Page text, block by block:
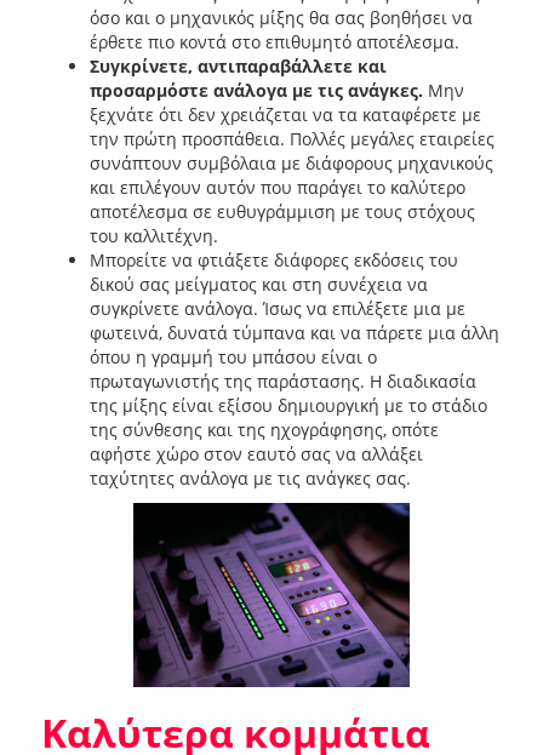
όσο και ο μηχανικός μίξης θα σας βοηθήσει να
έρθετε πιο κοντά στο επιθυμητό αποτέλεσμα.
Συγκρίνετε, αντιπαραβάλλετε και
προσαρμόστε ανάλογα με τις ανάγκες. Μην
ξεχνάτε ότι δεν χρειάζεται να τα καταφέρετε με
την πρώτη προσπάθεια. Πολλές μεγάλες εταιρείες
συνάπτουν συμβόλαια με διάφορους μηχανικούς
και επιλέγουν αυτόν που παράγει το καλύτερο
αποτέλεσμα σε ευθυγράμμιση με τους στόχους
του καλλιτέχνη.
Μπορείτε να φτιάξετε διάφορες εκδόσεις του
δικού σας μείγματος και στη συνέχεια να
συγκρίνετε ανάλογα. Ίσως να επιλέξετε μια με
φωτεινά, δυνατά τύμπανα και να πάρετε μια άλλη
όπου η γραμμή του μπάσου είναι ο
πρωταγωνιστής της παράστασης. Η διαδικασία
της μίξης είναι εξίσου δημιουργική με το στάδιο
της σύνθεσης και της ηχογράφησης, οπότε
αφήστε χώρο στον εαυτό σας να αλλάξει
ταχύτητες ανάλογα με τις ανάγκες σας.
Καλύτερα κομμάτια